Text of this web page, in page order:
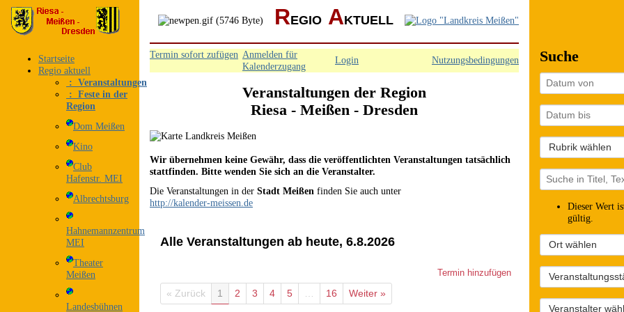
REGIO AKTUELL
Termin sofort zufügen Anmelden für
Kalenderzugang
Login Nutzungsbedingungen
Veranstaltungen der Region
Riesa - Meißen - Dresden
Wir übernehmen keine Gewähr, dass die veröffentlichten Veranstaltungen tatsächlich
stattfinden. Bitte wenden Sie sich an die Veranstalter.
Die Veranstaltungen in der Stadt Meißen finden Sie auch unter
http://kalender-meissen.de
Alle Veranstaltungen ab heute, 6.8.2026
« Zurück 1 2 3 4 5 16 Weiter »
Termin hinzufügen
Startseite
Regio aktuell
: Veranstaltungen
: Feste in der
Region
Dom Meißen
Kino
Club
Hafenstr. MEI
Albrechtsburg
Hahnemannzentrum
MEI
Theater
Meißen
Landesbühnen
Suche
Dieser Wert
gültig.